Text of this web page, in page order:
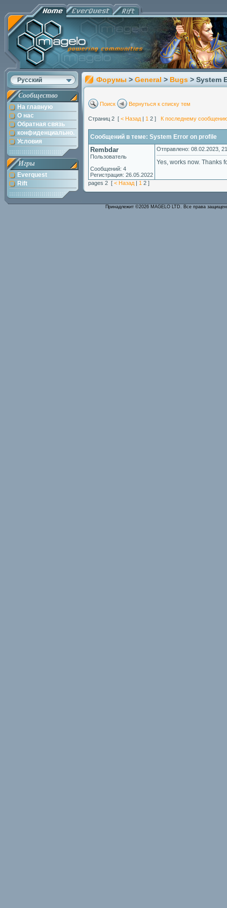
Русский
Сообщество
На главную
О нас
Обратная связь
конфиденциально.
Условия
Игры
Everquest
Rift
Форумы > General > Bugs > System
Поиск Вернуться к списку тем
Страниц 2 [ < Назад | 1 2 ] К последнему
Сообщений в теме: System Error on profile
Rembdar
Пользователь
Сообщений: 4
Регистрация: 26.05.2022
Отправлено: 08.02.2023,
Yes, works now. Thanks
pages 2 [ < Назад | 1 2 ]
Принадлежит ©2026 MAGELO LTD. Все права